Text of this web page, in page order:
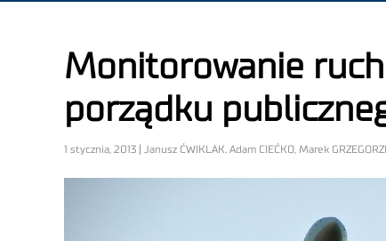
Monitorowanie
porządku
1 stycznia, 2013 | Janusz ĆWIKLAK, Adam CIEĆKO, Marek